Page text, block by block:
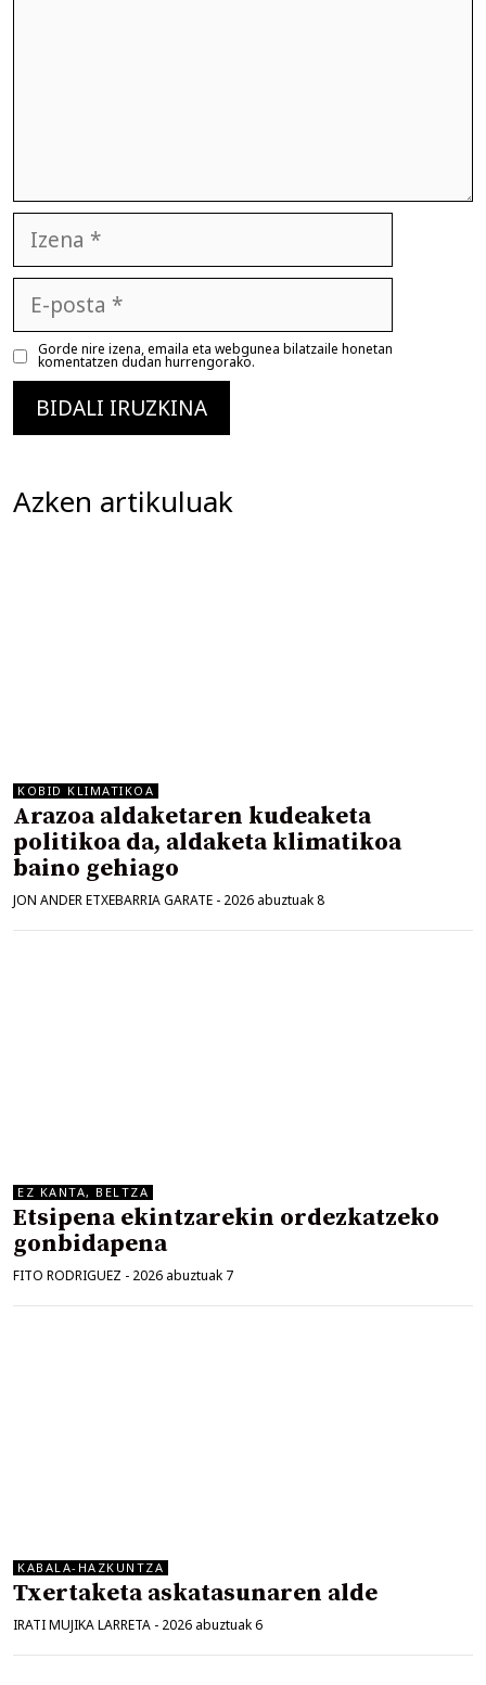
posta
Gorde nire izena, emaila eta webgunea bilatzaile honetan
komentatzen dudan hurrengorako.
Azken artikuluak
KOBID KLIMATIKOA
Arazoa aldaketaren kudeaketa
politikoa da, aldaketa klimatikoa
baino gehiago
JON ANDER ETXEBARRIA GARATE - 2026 abuztuak 8
EZ KANTA, BELTZA
Etsipena ekintzarekin ordezkatzeko
gonbidapena
FITO RODRIGUEZ - 2026 abuztuak 7
KABALA-HAZKUNTZA
Txertaketa askatasunaren alde
IRATI MUJIKA LARRETA - 2026 abuztuak 6